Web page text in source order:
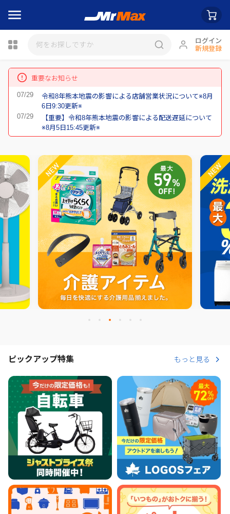
ログイン
新規登録
瓶詰
重要なお知らせ
令和8年熊本地震の影響による店舗営業状況について※8月
6日9:30更新※
【重要】令和8年熊本地震の影響による配送遅延について
※8月5日15:45更新※
ピックアップ特集 もっと見る